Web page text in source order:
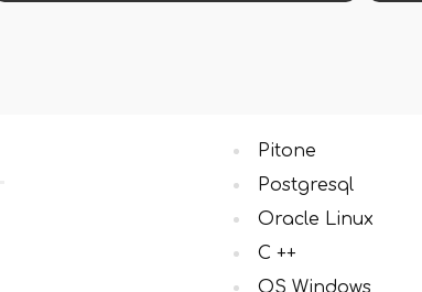
Pitone
Postgresql
Oracle Linux
C ++
OS Windows